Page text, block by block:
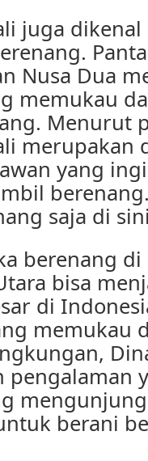
juga
Nusa Dua
memukau
Menurut
merupakan
yang
saja di
berenang
bisa
di
memukau
pengalaman
berani